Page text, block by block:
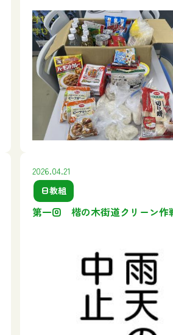
2026.04.21
日教組
第一回 楷の木街道クリーン作